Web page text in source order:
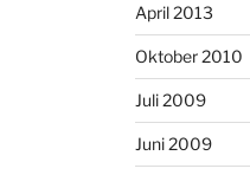
April 2013
Oktober 2010
Juli 2009
Juni 2009